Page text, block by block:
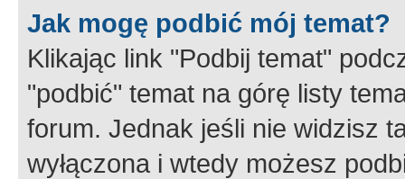
Jak mogę podbić mój temat?
Klikając link "Podbij temat"
"podbić" temat na górę listy
forum. Jednak jeśli nie widzisz
wyłączona i wtedy możesz